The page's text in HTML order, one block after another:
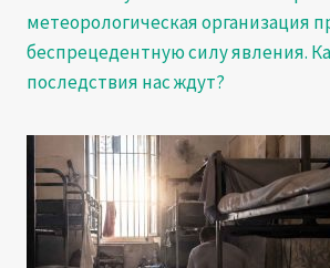
метеорологическая организация
беспрецедентную силу явления.
последствия нас ждут?